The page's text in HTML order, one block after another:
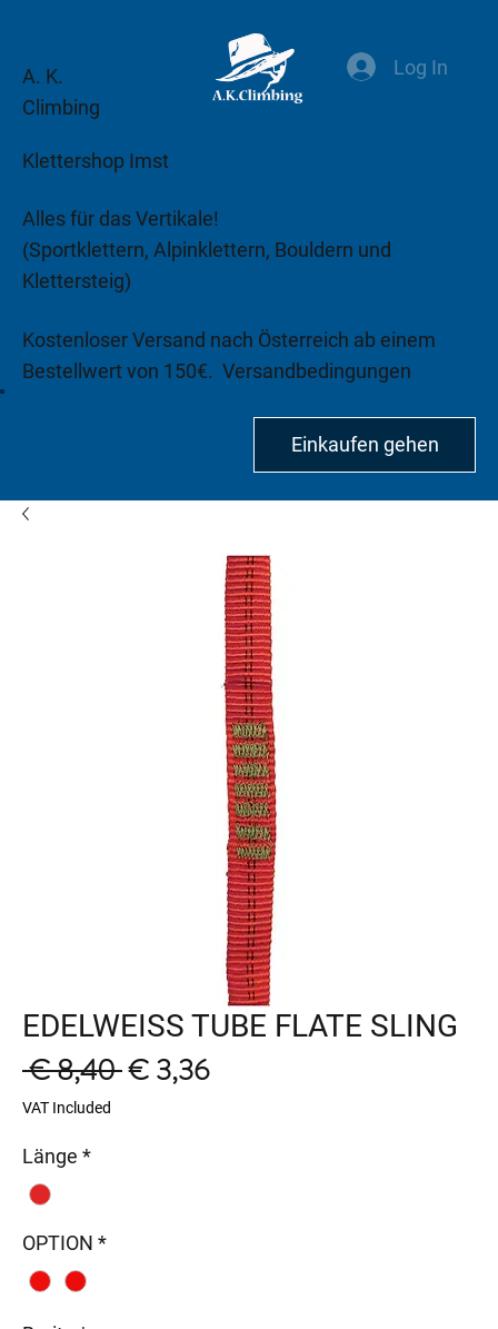
A. K.
Climbing
Klettershop Imst
Alles für das Vertikale!
(Sportklettern, Alpinklettern, Bouldern und
Klettersteig)
Kostenloser Versand nach Österreich ab einem
Bestellwert von 150€. Versandbedingungen
Log In
EDELWEISS TUBE FLATE SLING
€ 8,40 Regular
€ 3,36Sale
VAT Included
Länge *
OPTION *
Einkaufen gehen